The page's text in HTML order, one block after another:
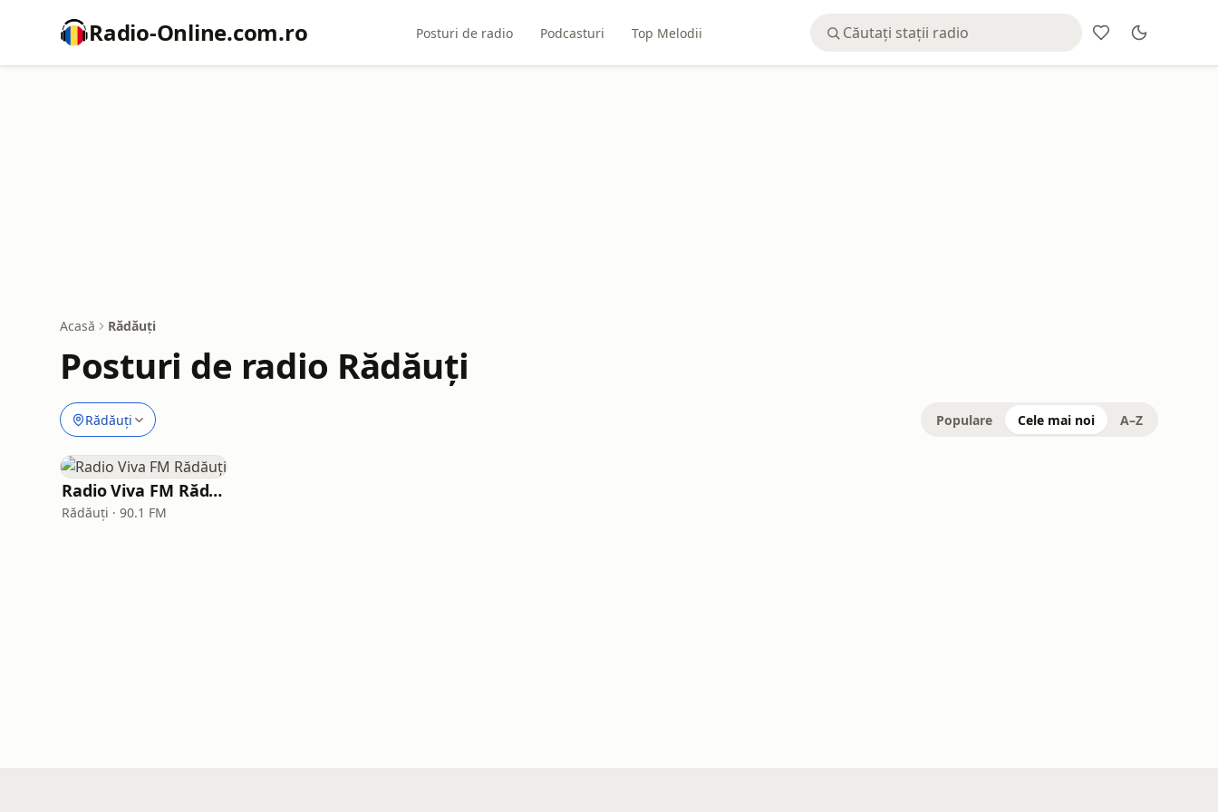
Radio-Online.com.ro Posturi de radio Podcasturi Top Melodii
Acasă Rădăuți
Posturi de radio Rădăuți
Rădăuți Populare Cele mai noi A–Z
Radio Viva FM Rădăuți
Rădăuți · 90.1 FM